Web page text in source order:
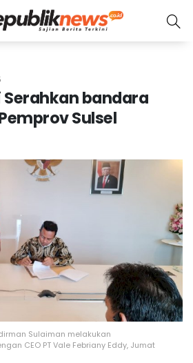
Serahkan bandara
Sulsel
Sulaiman melakukan
CEO PT Vale Febriany Eddy, Jumat